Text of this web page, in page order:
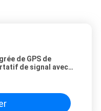
de GPS de
de signal avec